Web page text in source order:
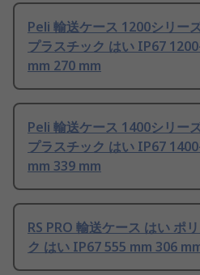
Peli 輸送ケース 1200シリー
プラスチック はい IP67
mm 270 mm
Peli 輸送ケース 1400シリー
プラスチック はい IP67
mm 339 mm
RS PRO 輸送ケース はい ポ
ク はい IP67 555 mm 306